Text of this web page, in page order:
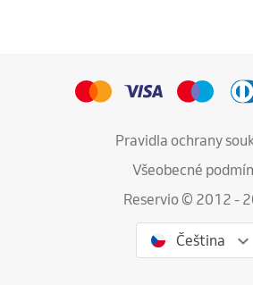
Pravidla ochrany
Všeobecné
Reservio © 2012 -
Čeština